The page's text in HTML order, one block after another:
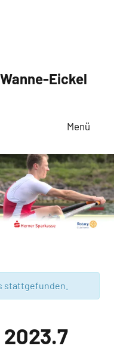
Eickel
Menü
stattgefunden.